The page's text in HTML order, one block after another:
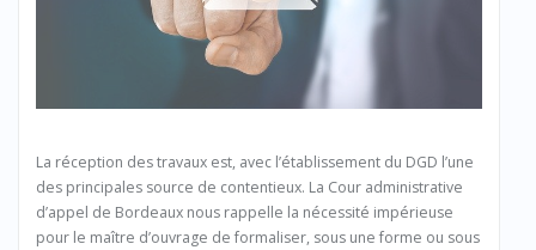
La réception des travaux est, avec l’établissement du DGD l’une
des principales source de contentieux. La Cour administrative
d’appel de Bordeaux nous rappelle la nécessité impérieuse
pour le maître d’ouvrage de formaliser, sous une forme ou sous